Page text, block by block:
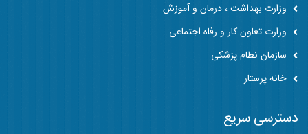
وزارت بهداشت ، درمان و آموزش
وزارت تعاون کار و رفاه اجتماعی
سازمان نظام پزشکی
خانه پرستار
دسترسی سریع